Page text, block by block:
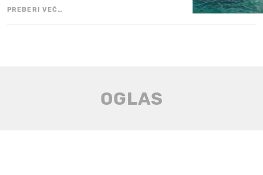
PREBERI VEČ…